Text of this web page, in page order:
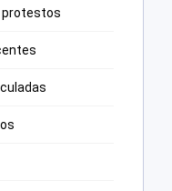
protestos